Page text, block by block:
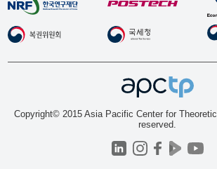
Copyright© 2015 Asia Pacific Center for
reserved.